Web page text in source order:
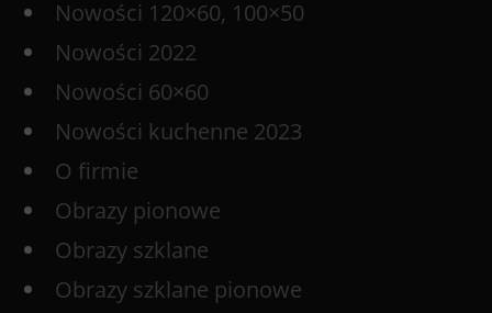
Nowości 120×60, 100×50
Nowości 2022
Nowości 60×60
Nowości kuchenne 2023
O firmie
Obrazy pionowe
Obrazy szklane
Obrazy szklane pionowe